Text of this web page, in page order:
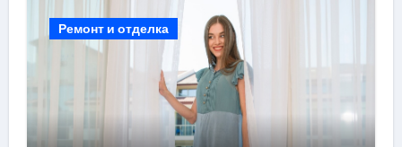
Ремонт и отделка